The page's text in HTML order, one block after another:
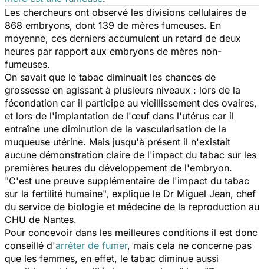
Les chercheurs ont observé les divisions cellulaires de
868 embryons, dont 139 de mères fumeuses. En
moyenne, ces derniers accumulent un retard de deux
heures par rapport aux embryons de mères non-
fumeuses.
On savait que le tabac diminuait les chances de
grossesse en agissant à plusieurs niveaux : lors de la
fécondation car il participe au vieillissement des ovaires,
et lors de l'implantation de l'œuf dans l'utérus car il
entraîne une diminution de la vascularisation de la
muqueuse utérine. Mais jusqu'à présent il n'existait
aucune démonstration claire de l'impact du tabac sur les
premières heures du développement de l'embryon.
"C'est une preuve supplémentaire de l'impact du tabac
sur la fertilité humaine", explique le Dr Miguel Jean, chef
du service de biologie et médecine de la reproduction au
CHU de Nantes.
Pour concevoir dans les meilleures conditions il est donc
conseillé d'arrêter de fumer, mais cela ne concerne pas
que les femmes, en effet, le tabac diminue aussi